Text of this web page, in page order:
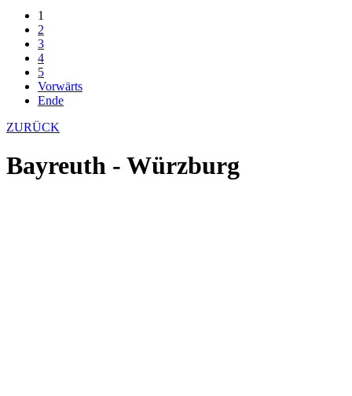
1
2
3
4
5
Vorwärts
Ende
ZURÜCK
Bayreuth - Würzburg